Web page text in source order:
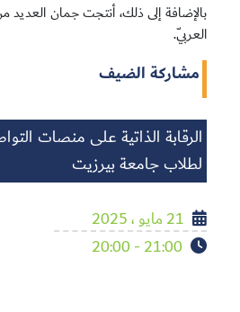
بالإضافة إلى ذلك، أنتجت جمان
العربيّ.
مشاركة الضيف
الرقابة الذاتية على منصات
لطلاب جامعة بيرزيت
21 مايو ، 2025
21:00 - 20:00